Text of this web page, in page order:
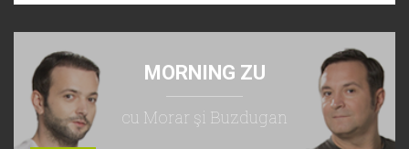
MORNING ZU
cu Morar şi Buzdugan